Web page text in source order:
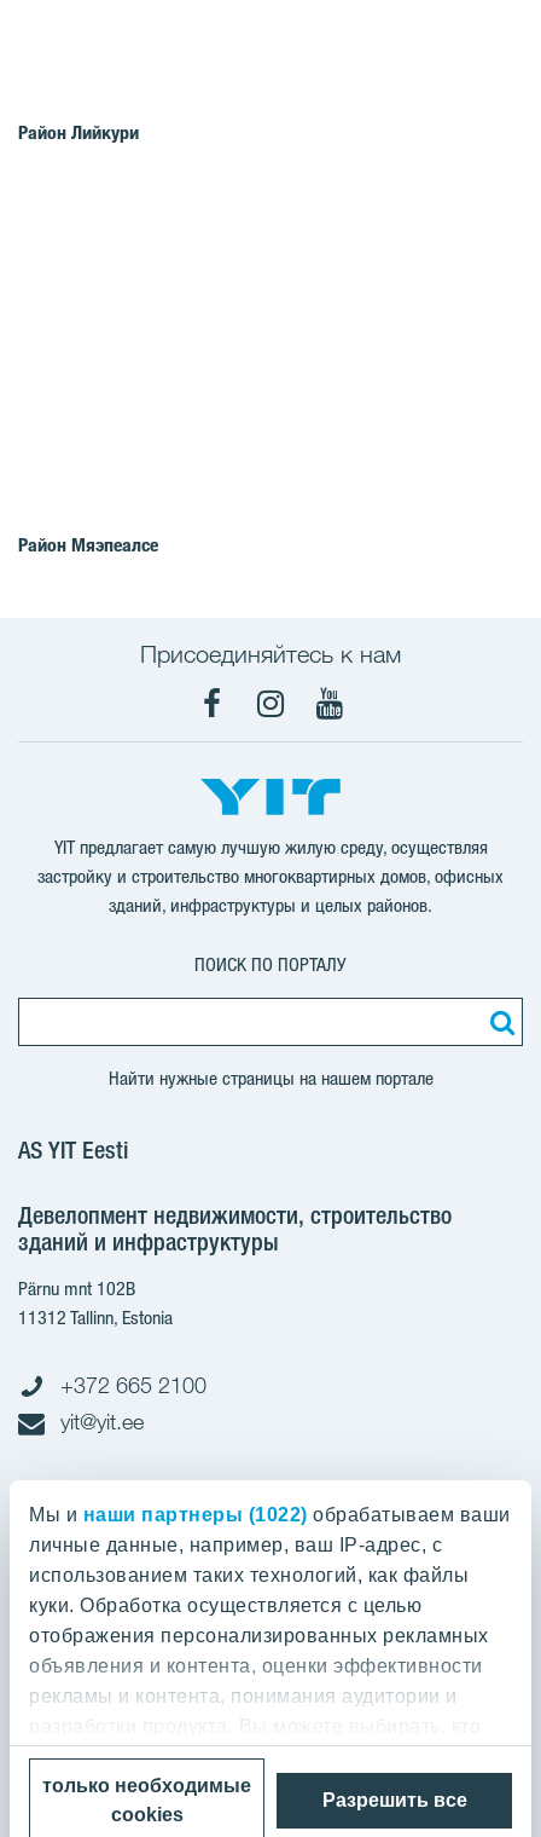
Мы и наши партнеры (1022) обрабатываем ваши
личные данные, например, ваш IP-адрес, с
использованием таких технологий, как файлы
куки. Обработка осуществляется с целью
отображения персонализированных рекламных
объявления и контента, оценки эффективности
рекламы и контента, понимания аудитории и
разработки продукта. Вы можете выбирать, кто
может использовать ваши данные и для каких
целей.
Разрешить все
только необходимые
cookies
Район Лийкури
Район Мяэпеалсе
Присоединяйтесь к нам
FacebookInstagram
YouTube
YIT предлагает самую лучшую жилую среду, осуществляя
застройку и строительство многоквартирных домов, офисных
зданий, инфраструктуры и целых районов.
ПОИСК ПО ПОРТАЛУ
Найти нужные страницы на нашем портале
AS YIT Eesti
Девелопмент недвижимости, строительство
зданий и инфраструктуры
Pärnu mnt 102B
11312 Tallinn, Estonia
+372 665 2100
yit@yit.ee
Cчет-фактура
Регистрационный номер: 10093801
pdfinvoices.yit.eesti@bscs.basware.com
О предприятии
Кодекс норм поведения
Контакт
YIT Finland
Политика конфиденциальности